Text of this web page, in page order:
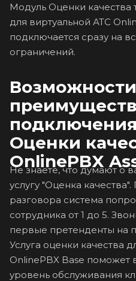
Модуль Оценки
для виртуальной АТС
подключается сразу на
ограничений.
Оценки
OnlinePBX
Не знаете, что думают о
услугу "Оценка
разговора система
сотрудника от 1 до 5.
первые претенденты на
Услуга оценки качества
OnlinePBX Base поможет
уровень обслуживания